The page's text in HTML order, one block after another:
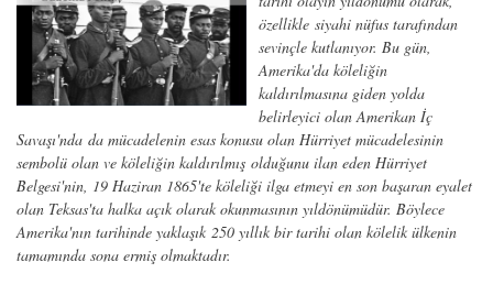
özellikle siyahi nüfus tarafından
sevinçle kutlanıyor. Bu gün,
Amerika'da köleliğin
kaldırılmasına giden yolda
belirleyici olan Amerikan İç
Savaşı'nda da mücadelenin esas konusu olan Hürriyet mücadelesinin
sembolü olan ve köleliğin kaldırılmış olduğunu ilan eden Hürriyet
Belgesi'nin, 19 Haziran 1865'te köleliği ilga etmeyi en son başaran eyalet
olan Teksas'ta halka açık olarak okunmasının yıldönümüdür. Böylece
Amerika'nın tarihinde yaklaşık 250 yıllık bir tarihi olan kölelik ülkenin
tamamında sona ermiş olmaktadır.